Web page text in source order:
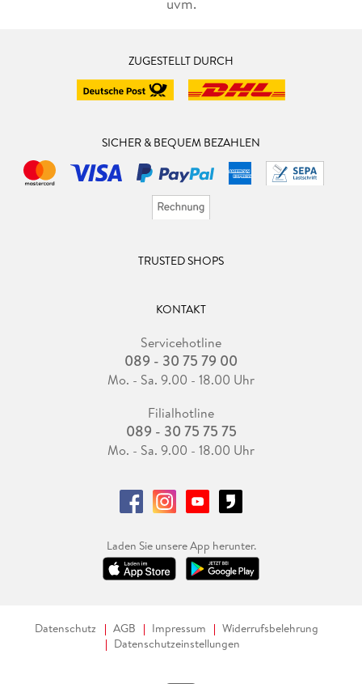
ZUGESTELLT DURCH
SICHER & BEQUEM BEZAHLEN
TRUSTED SHOPS
KONTAKT
Servicehotline
089 - 30 75 79 00
Mo. - Sa. 9.00 - 18.00 Uhr
Filialhotline
089 - 30 75 75 75
Mo. - Sa. 9.00 - 18.00 Uhr
Laden Sie unsere App herunter.
Datenschutz AGB Impressum
Widerrufsbelehrung
Datenschutzeinstellungen